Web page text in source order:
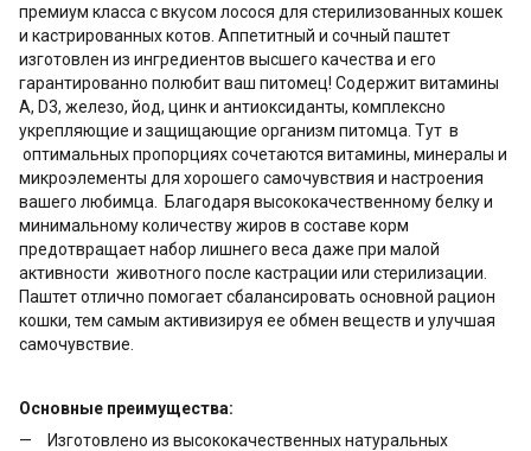
премиум класса с вкусом лосося для стерилизованных кошек
и кастрированных котов. Аппетитный и сочный паштет
изготовлен из ингредиентов высшего качества и его
гарантированно полюбит ваш питомец! Содержит витамины
А, D3, железо, йод, цинк и антиоксиданты, комплексно
укрепляющие и защищающие организм питомца. Тут в
оптимальных пропорциях сочетаются витамины, минералы и
микроэлементы для хорошего самочувствия и настроения
вашего любимца. Благодаря высококачественному белку и
минимальному количеству жиров в составе корм
предотвращает набор лишнего веса даже при малой
активности животного после кастрации или стерилизации.
Паштет отлично помогает сбалансировать основной рацион
кошки, тем самым активизируя ее обмен веществ и улучшая
самочувствие.
Основные преимущества:
Изготовлено из высококачественных натуральных